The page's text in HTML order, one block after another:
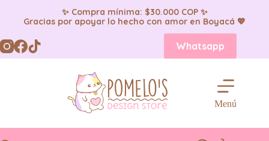
✨ Compra mínima: $30.000 COP ✨
Gracias por apoyar lo hecho con amor en Boyacá 💖
Saltar
al
contenido
Whatsapp
Menú